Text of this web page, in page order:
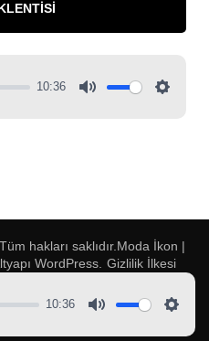
10:36
hakları saklıdır. Moda İkon |
WordPress Gizlilik İlkesi
10:36